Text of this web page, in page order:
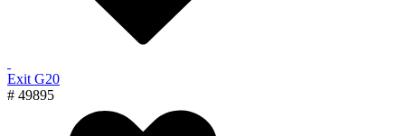
Exit G20
# 49895